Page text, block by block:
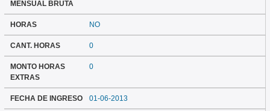
MENSUAL BRUTA
HORAS NO
CANT. HORAS 0
MONTO HORAS
EXTRAS
0
FECHA DE INGRESO 01-06-2013